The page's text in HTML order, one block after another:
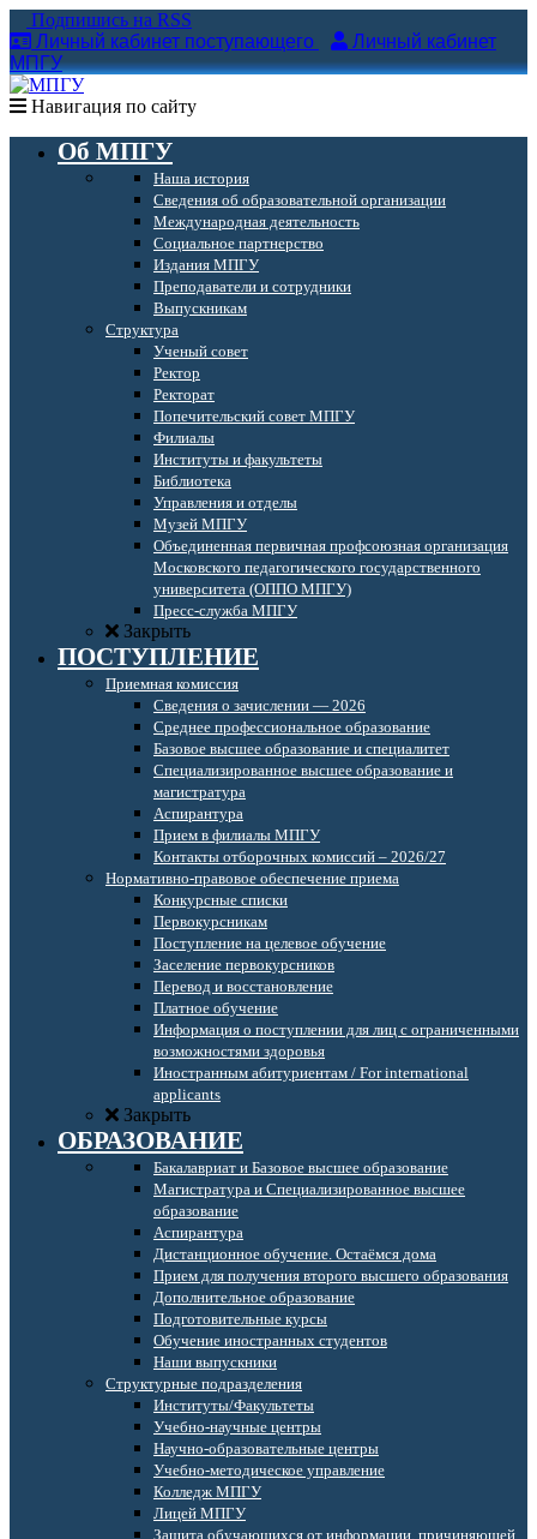
Подпишись на RSS
Личный кабинет поступающего
Личный кабинет
МПГУ
Навигация по сайту
Об МПГУ
Наша история
Сведения об образовательной организации
Международная деятельность
Социальное партнерство
Издания МПГУ
Преподаватели и сотрудники
Выпускникам
Структура
Ученый совет
Ректор
Ректорат
Попечительский совет МПГУ
Филиалы
Институты и факультеты
Библиотека
Управления и отделы
Музей МПГУ
Объединенная первичная профсоюзная организация
Московского педагогического государственного
университета (ОППО МПГУ)
Пресс-служба МПГУ
Закрыть
ПОСТУПЛЕНИЕ
Приемная комиссия
Сведения о зачислении — 2026
Среднее профессиональное образование
Базовое высшее образование и специалитет
Специализированное высшее образование и
магистратура
Аспирантура
Прием в филиалы МПГУ
Контакты отборочных комиссий – 2026/27
Нормативно-правовое обеспечение приема
Конкурсные списки
Первокурсникам
Поступление на целевое обучение
Заселение первокурсников
Перевод и восстановление
Платное обучение
Информация о поступлении для лиц с ограниченными
возможностями здоровья
Иностранным абитуриентам / For international
applicants
Закрыть
ОБРАЗОВАНИЕ
Бакалавриат и Базовое высшее образование
Магистратура и Специализированное высшее
образование
Аспирантура
Дистанционное обучение. Остаёмся дома
Прием для получения второго высшего образования
Дополнительное образование
Подготовительные курсы
Обучение иностранных студентов
Наши выпускники
Структурные подразделения
Институты/Факультеты
Учебно-научные центры
Научно-образовательные центры
Учебно-методическое управление
Колледж МПГУ
Лицей МПГУ
Защита обучающихся от информации, причиняющей